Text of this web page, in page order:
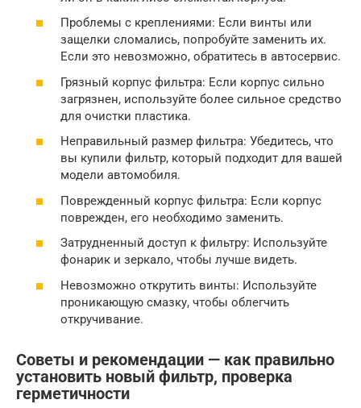
Проблемы с креплениями: Если винты или
защелки сломались, попробуйте заменить их.
Если это невозможно, обратитесь в автосервис.
Грязный корпус фильтра: Если корпус сильно
загрязнен, используйте более сильное средство
для очистки пластика.
Неправильный размер фильтра: Убедитесь, что
вы купили фильтр, который подходит для вашей
модели автомобиля.
Поврежденный корпус фильтра: Если корпус
поврежден, его необходимо заменить.
Затрудненный доступ к фильтру: Используйте
фонарик и зеркало, чтобы лучше видеть.
Невозможно открутить винты: Используйте
проникающую смазку, чтобы облегчить
откручивание.
Советы и рекомендации — как правильно
установить новый фильтр, проверка
герметичности